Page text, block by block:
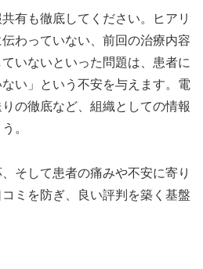
有も徹底してください。ヒアリ
わっていない、前回の治療内容
いないといった問題は、患者に
ない」という不安を与えます。電
の徹底など、組織としての情報
。
そして患者の痛みや不安に寄り
ミを防ぎ、良い評判を築く基盤